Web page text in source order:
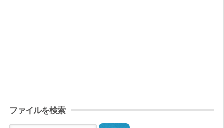
ファイルを検索